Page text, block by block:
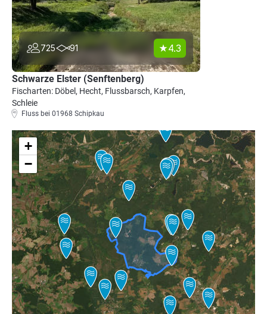
725 91 4.3
Schwarze Elster (Senftenberg)
Fischarten: Döbel, Hecht, Flussbarsch, Karpfen,
Schleie
Fluss bei 01968 Schipkau
+
−